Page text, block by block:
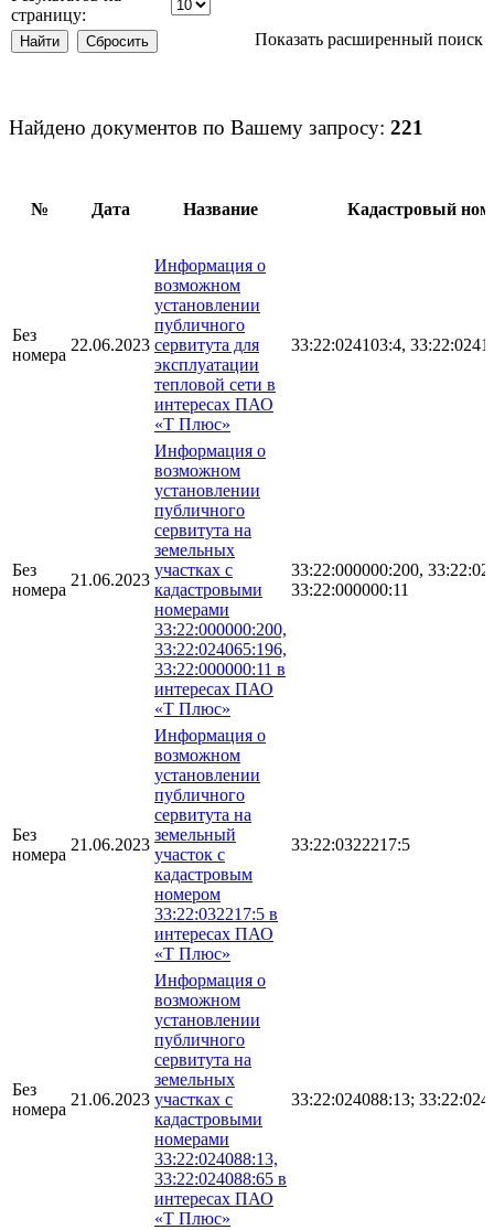
страницу:
Показать расширенный поиск
Найдено документов по Вашему запросу: 221
№ Дата Название Кадастровый
Без
номера
22.06.2023
Информация о
возможном
установлении
публичного
сервитута для
эксплуатации
тепловой сети в
интересах ПАО
«Т Плюс»
33:22:024103:4,
Без
номера
21.06.2023
Информация о
возможном
установлении
публичного
сервитута на
земельных
участках с
кадастровыми
номерами
33:22:000000:200,
33:22:024065:196,
33:22:000000:11 в
интересах ПАО
«Т Плюс»
33:22:000000:200,
33:22:000000:11
Без
номера
21.06.2023
Информация о
возможном
установлении
публичного
сервитута на
земельный
участок с
кадастровым
номером
33:22:032217:5 в
интересах ПАО
«Т Плюс»
33:22:0322217:5
Без
номера
21.06.2023
Информация о
возможном
установлении
публичного
сервитута на
земельных
участках с
кадастровыми
номерами
33:22:024088:13,
33:22:024088:65 в
интересах ПАО
«Т Плюс»
33:22:024088:13;